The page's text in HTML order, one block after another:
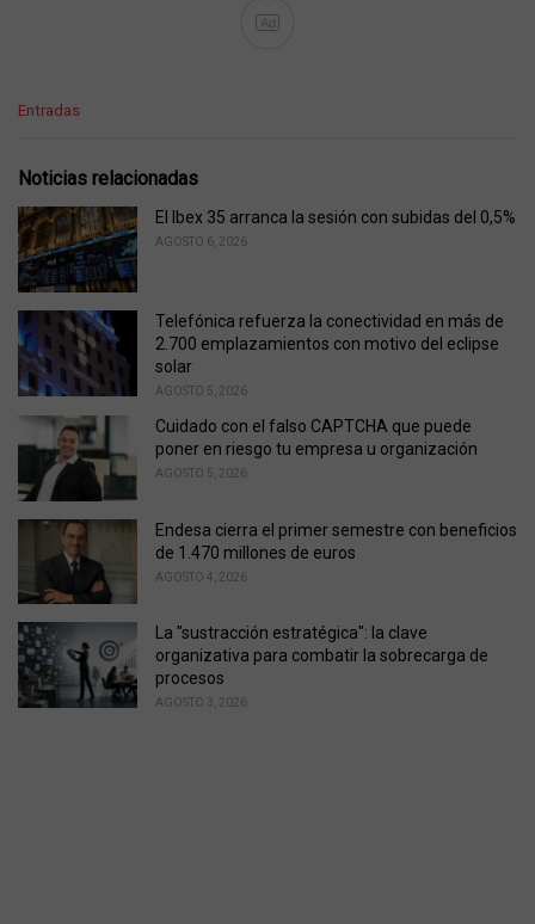
Ad
C
e
o
r
i
e
:
Entradas
Noticias relacionadas
El Ibex 35 arranca la sesión con subidas del 0,5%
AGOSTO 6, 2026
Telefónica refuerza la conectividad en más de
2.700 emplazamientos con motivo del eclipse
solar
AGOSTO 5, 2026
Cuidado con el falso CAPTCHA que puede
poner en riesgo tu empresa u organización
AGOSTO 5, 2026
Endesa cierra el primer semestre con beneficios
de 1.470 millones de euros
AGOSTO 4, 2026
La "sustracción estratégica": la clave
organizativa para combatir la sobrecarga de
procesos
AGOSTO 3, 2026